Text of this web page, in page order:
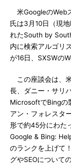
米GoogleのWeb
氏は3月10日（現
れたSouth by
内に検索アルゴリ
が16日、SXSWの
この座談会は、
長、ダニー・サリ
MicrosoftでBingの
アン・フォレスタ
形で約45分にわた
Google & Bing:
のランクを上げて
グやSEOについて